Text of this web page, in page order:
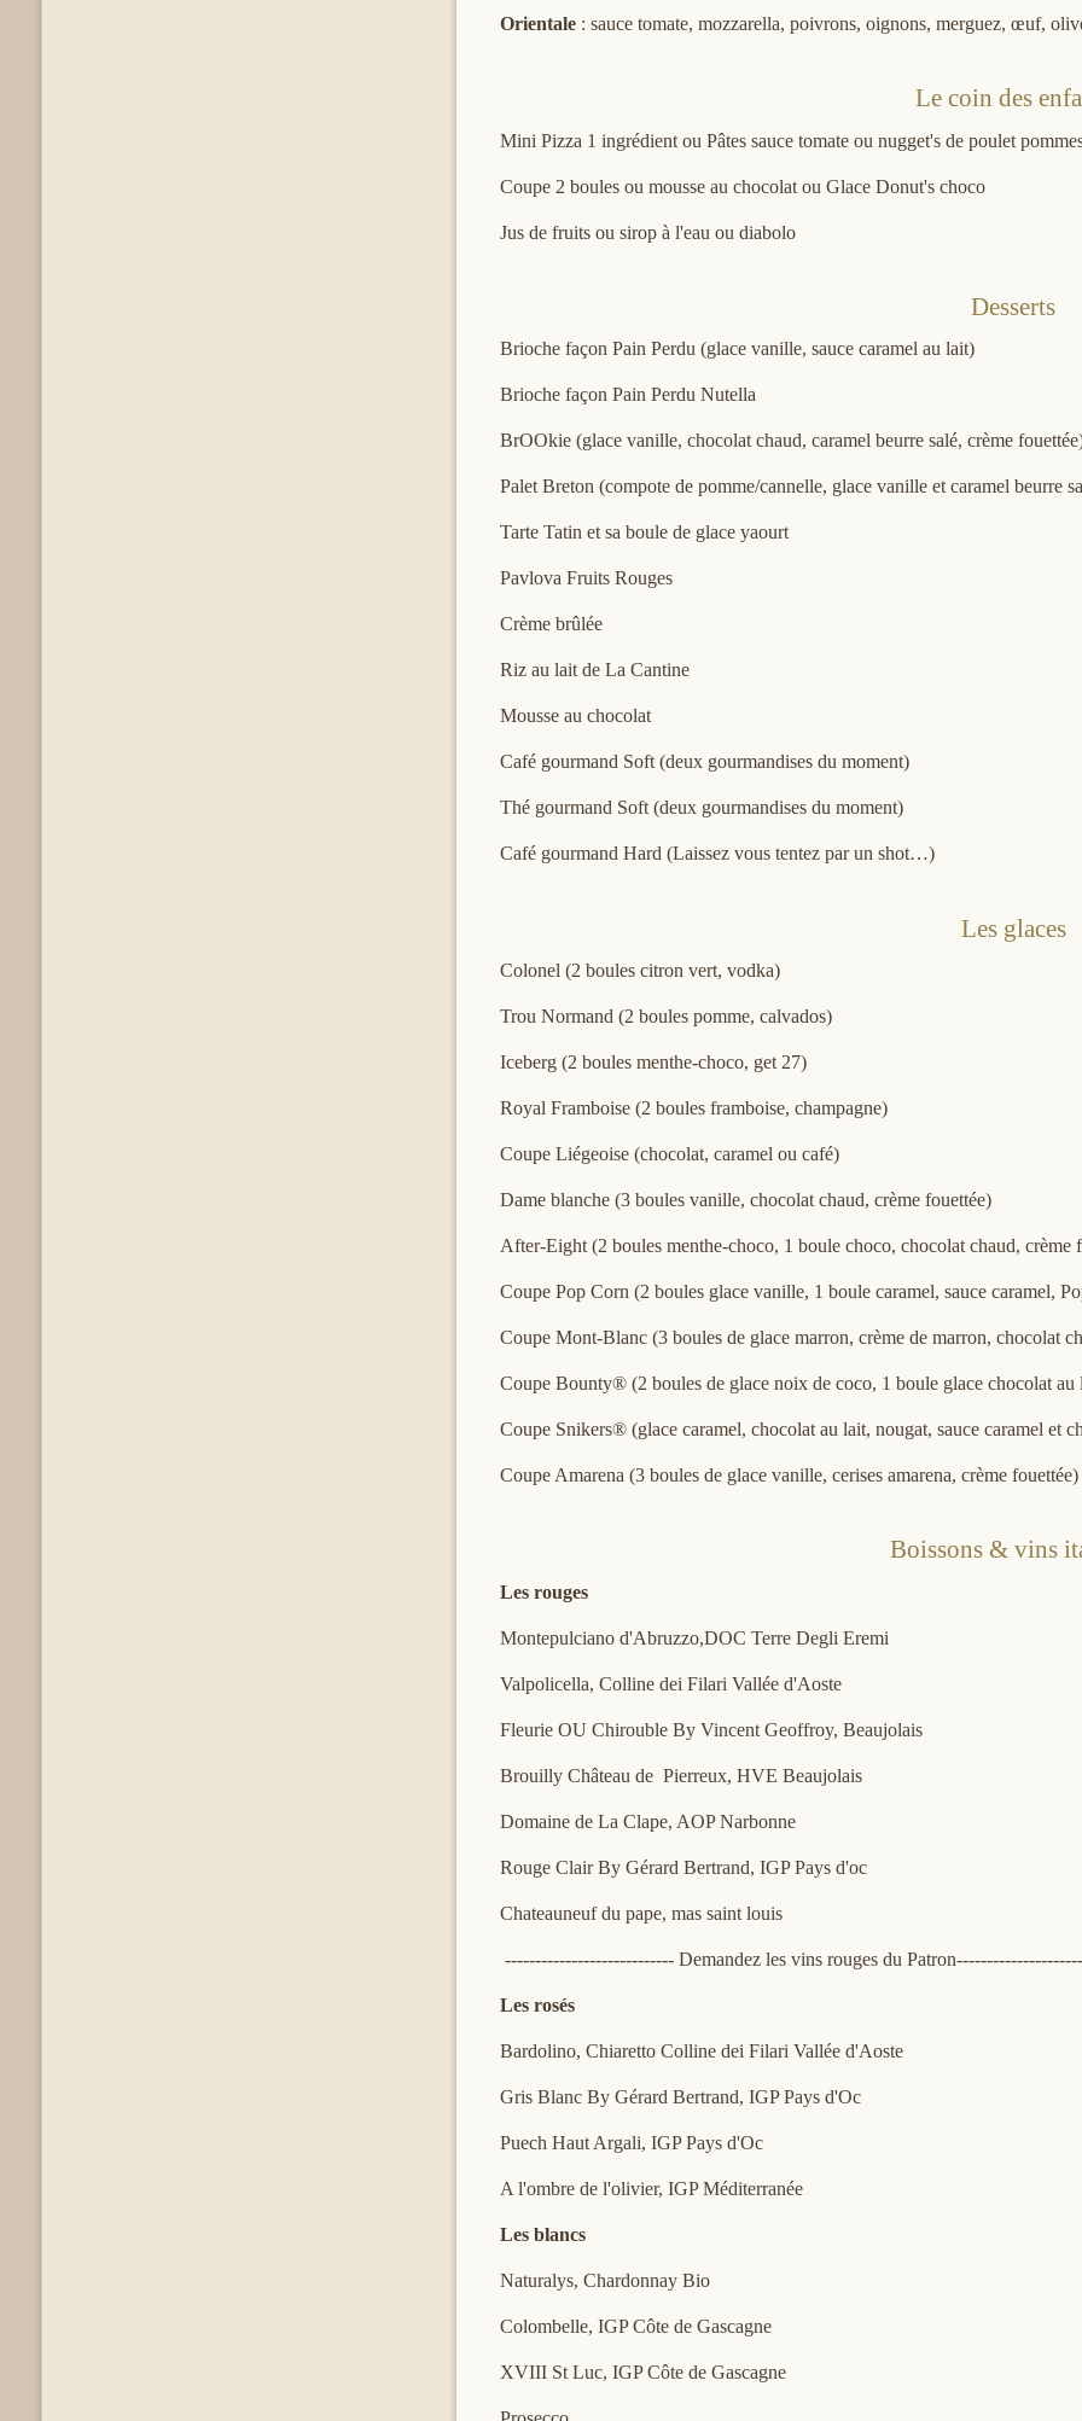
Orientale : sauce tomate, mozzarella, poivrons, oignons, merguez, œuf,
Le coin des
Mini Pizza 1 ingrédient ou Pâtes sauce tomate ou nugget's de poulet
Coupe 2 boules ou mousse au chocolat ou Glace Donut's choco
Jus de fruits ou sirop à l'eau ou diabolo
Desserts
Brioche façon Pain Perdu (glace vanille, sauce caramel au lait)
Brioche façon Pain Perdu Nutella
BrOOkie (glace vanille, chocolat chaud, caramel beurre salé, crème
Palet Breton (compote de pomme/cannelle, glace vanille et caramel beurre
Tarte Tatin et sa boule de glace yaourt
Pavlova Fruits Rouges
Crème brûlée
Riz au lait de La Cantine
Mousse au chocolat
Café gourmand Soft (deux gourmandises du moment)
Thé gourmand Soft (deux gourmandises du moment)
Café gourmand Hard (Laissez vous tentez par un shot…)
Les glaces
Colonel (2 boules citron vert, vodka)
Trou Normand (2 boules pomme, calvados)
Iceberg (2 boules menthe-choco, get 27)
Royal Framboise (2 boules framboise, champagne)
Coupe Liégeoise (chocolat, caramel ou café)
Dame blanche (3 boules vanille, chocolat chaud, crème fouettée)
After-Eight (2 boules menthe-choco, 1 boule choco, chocolat chaud, crème
Coupe Pop Corn (2 boules glace vanille, 1 boule caramel, sauce caramel,
Coupe Mont-Blanc (3 boules de glace marron, crème de marron, chocolat
Coupe Bounty® (2 boules de glace noix de coco, 1 boule glace chocolat au
Coupe Snikers® (glace caramel, chocolat au lait, nougat, sauce caramel et
Coupe Amarena (3 boules de glace vanille, cerises amarena, crème fouettée)
Boissons & vins
Les rouges
Montepulciano d'Abruzzo,DOC Terre Degli Eremi
Valpolicella, Colline dei Filari Vallée d'Aoste
Fleurie OU Chirouble By Vincent Geoffroy, Beaujolais
Brouilly Château de Pierreux, HVE Beaujolais
Domaine de La Clape, AOP Narbonne
Rouge Clair By Gérard Bertrand, IGP Pays d'oc
Chateauneuf du pape, mas saint louis
---------------------------- Demandez les vins rouges du
Les rosés
Bardolino, Chiaretto Colline dei Filari Vallée d'Aoste
Gris Blanc By Gérard Bertrand, IGP Pays d'Oc
Puech Haut Argali, IGP Pays d'Oc
A l'ombre de l'olivier, IGP Méditerranée
Les blancs
Naturalys, Chardonnay Bio
Colombelle, IGP Côte de Gascagne
XVIII St Luc, IGP Côte de Gascagne